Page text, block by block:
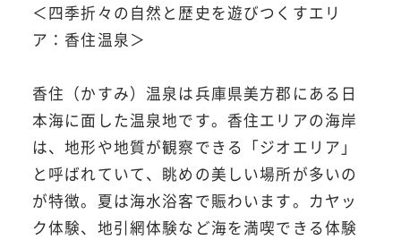
＜四季折々の自然と歴史を遊びつくすエリ
ア：香住温泉＞
香住（かすみ）温泉は兵庫県美方郡にある日
本海に面した温泉地です。香住エリアの海岸
は、地形や地質が観察できる「ジオエリア」
と呼ばれていて、眺めの美しい場所が多いの
が特徴。夏は海水浴客で賑わいます。カヤッ
ク体験、地引網体験など海を満喫できる体験